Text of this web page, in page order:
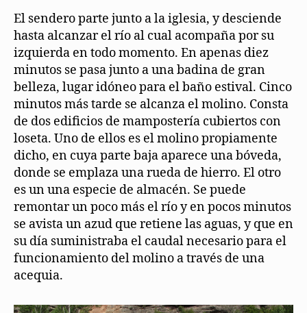
El sendero parte junto a la iglesia, y desciende
hasta alcanzar el río al cual acompaña por su
izquierda en todo momento. En apenas diez
minutos se pasa junto a una badina de gran
belleza, lugar idóneo para el baño estival. Cinco
minutos más tarde se alcanza el molino. Consta
de dos edificios de mampostería cubiertos con
loseta. Uno de ellos es el molino propiamente
dicho, en cuya parte baja aparece una bóveda,
donde se emplaza una rueda de hierro. El otro
es un una especie de almacén. Se puede
remontar un poco más el río y en pocos minutos
se avista un azud que retiene las aguas, y que en
su día suministraba el caudal necesario para el
funcionamiento del molino a través de una
acequia.